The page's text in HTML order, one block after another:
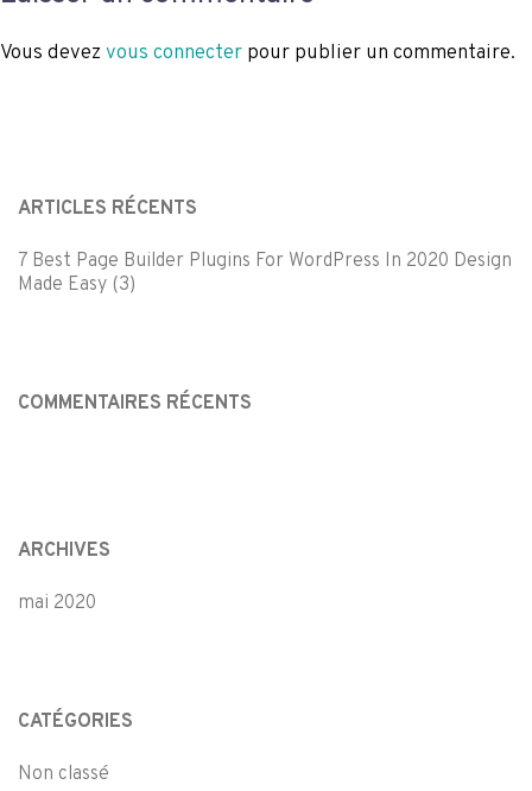
Vous devez vous connecter pour publier un commentaire.
ARTICLES RÉCENTS
7 Best Page Builder Plugins For WordPress In 2020 Design
Made Easy (3)
COMMENTAIRES RÉCENTS
ARCHIVES
mai 2020
CATÉGORIES
Non classé